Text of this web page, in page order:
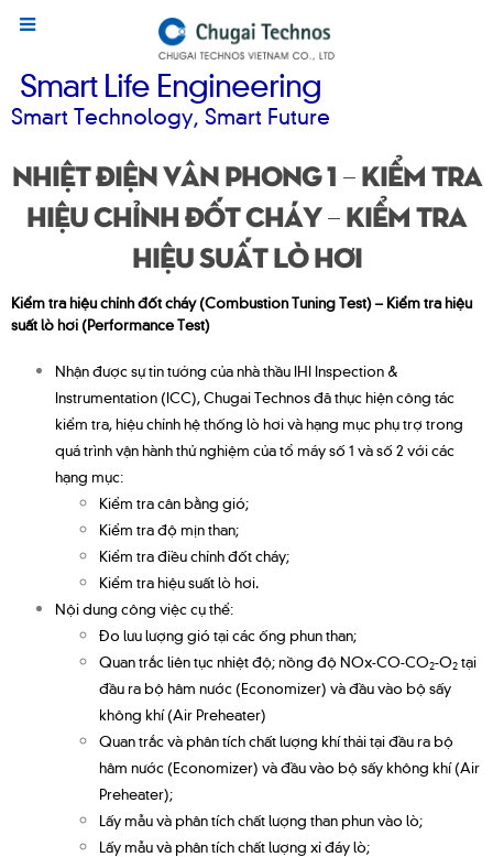
Smart Life Engineering
Smart Technology, Smart Future
Nhiệt điện Vân Phong 1 – Kiểm tra
hiệu chỉnh đốt cháy – Kiểm tra
hiệu suất lò hơi
Kiểm tra hiệu chỉnh đốt cháy (Combustion Tuning Test) – Kiểm tra hiệu
suất lò hơi (Performance Test)
Nhận được sự tin tưởng của nhà thầu IHI Inspection &
Instrumentation (ICC), Chugai Technos đã thực hiện công tác
kiểm tra, hiệu chỉnh hệ thống lò hơi và hạng mục phụ trợ trong
quá trình vận hành thử nghiệm của tổ máy số 1 và số 2 với các
hạng mục:
Kiểm tra cân bằng gió;
Kiểm tra độ mịn than;
Kiểm tra điều chỉnh đốt cháy;
Kiểm tra hiệu suất lò hơi.
Nội dung công việc cụ thể:
Đo lưu lượng gió tại các ống phun than;
Quan trắc liên tục nhiệt độ; nồng độ NOx-CO-CO2-O2 tại
đầu ra bộ hâm nước (Economizer) và đầu vào bộ sấy
không khí (Air Preheater)
Quan trắc và phân tích chất lượng khí thải tại đầu ra bộ
hâm nước (Economizer) và đầu vào bộ sấy không khí (Air
Preheater);
Lấy mẫu và phân tích chất lượng than phun vào lò;
Lấy mẫu và phân tích chất lượng xỉ đáy lò;